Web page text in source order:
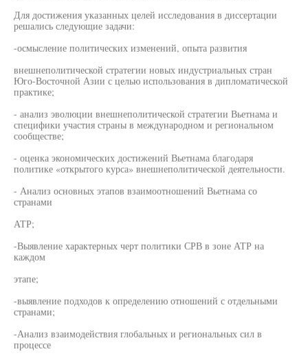
Для достижения указанных целей исследования в диссертации
решались следующие задачи:
-осмысление политических изменений, опыта развития
внешнеполитической стратегии новых индустриальных стран
Юго-Восточной Азии с целью использования в дипломатической
практике;
- анализ эволюции внешнеполитической стратегии Вьетнама и
специфики участия страны в международном и региональном
сообществе;
- оценка экономических достижений Вьетнама благодаря
политике «открытого курса» внешнеполитической деятельности.
- Анализ основных этапов взаимоотношений Вьетнама со
странами
АТР;
-Выявление характерных черт политики СРВ в зоне АТР на
каждом
этапе;
-выявление подходов к определению отношений с отдельными
странами;
-Анализ взаимодействия глобальных и региональных сил в
процессе